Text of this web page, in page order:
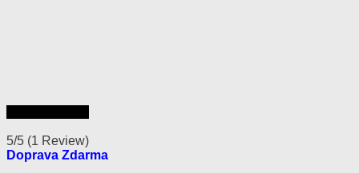
5/5 (1 Review)
Doprava Zdarma